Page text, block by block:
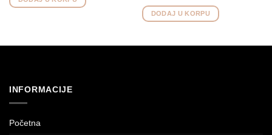
DODAJ U KORPU
INFORMACIJE
Početna